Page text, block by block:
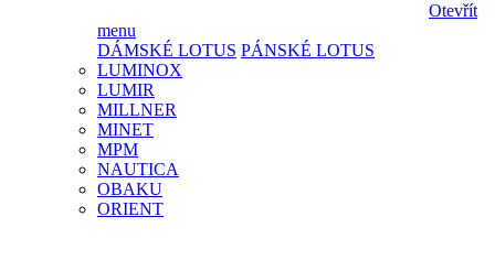
Otevřít
menu
DÁMSKÉ LOTUS PÁNSKÉ LOTUS
LUMINOX
LUMIR
MILLNER
MINET
MPM
NAUTICA
OBAKU
ORIENT